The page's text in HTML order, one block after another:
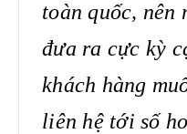
toàn quốc, nên
đưa ra cực kỳ
khách hàng
liên hệ tới số